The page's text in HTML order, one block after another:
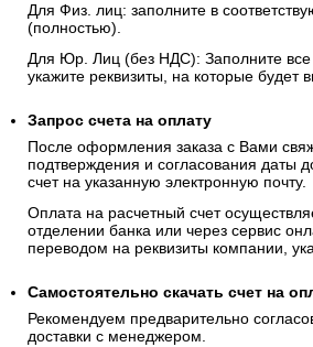
Для Физ. лиц: заполните в
(полностью).
Для Юр. Лиц (без НДС): Заполните
укажите реквизиты, на которые будет
Запрос счета на оплату
После оформления заказа с Вами
подтверждения и согласования даты
счет на указанную электронную почту.
Оплата на расчетный счет
отделении банка или через сервис
переводом на реквизиты компании,
Самостоятельно скачать счет на
Рекомендуем предварительно
доставки с менеджером.